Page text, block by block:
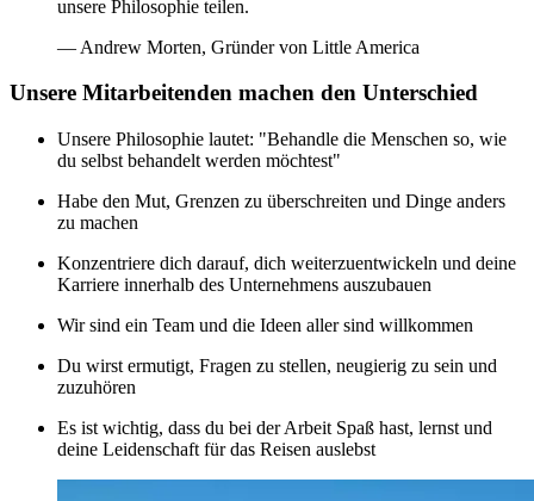
unsere Philosophie teilen.
— Andrew Morten, Gründer von Little America
Unsere Mitarbeitenden machen den Unterschied
Unsere Philosophie lautet: "Behandle die Menschen so, wie
du selbst behandelt werden möchtest"
Habe den Mut, Grenzen zu überschreiten und Dinge anders
zu machen
Konzentriere dich darauf, dich weiterzuentwickeln und deine
Karriere innerhalb des Unternehmens auszubauen
Wir sind ein Team und die Ideen aller sind willkommen
Du wirst ermutigt, Fragen zu stellen, neugierig zu sein und
zuzuhören
Es ist wichtig, dass du bei der Arbeit Spaß hast, lernst und
deine Leidenschaft für das Reisen auslebst